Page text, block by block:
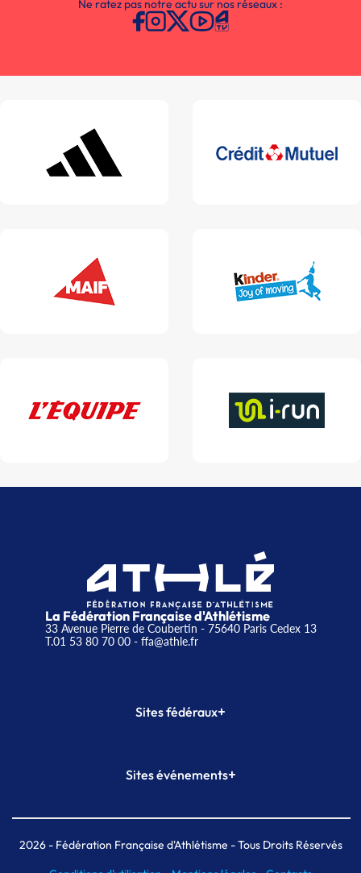
Ne ratez pas notre actu sur nos réseaux :
La Fédération Française d'Athlétisme
33 Avenue Pierre de Coubertin - 75640 Paris Cedex 13
T.01 53 80 70 00- ffa@athle.fr
Sites fédéraux+
Plateforme Formation
Sites événements+
Meeting de Paris indoor
MAIF Ekiden de Paris
2026- Fédération Française d'Athlétisme - Tous Droits Réservés